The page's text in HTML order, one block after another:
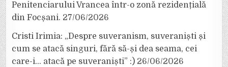
Penitenciarului Vrancea într-o zonă rezidențială
din Focșani. 27/06/2026
Cristi Irimia: „Despre suveranism, suveraniști și
cum se atacă singuri, fără să-și dea seama, cei
care-i… atacă pe suveraniști” :) 26/06/2026